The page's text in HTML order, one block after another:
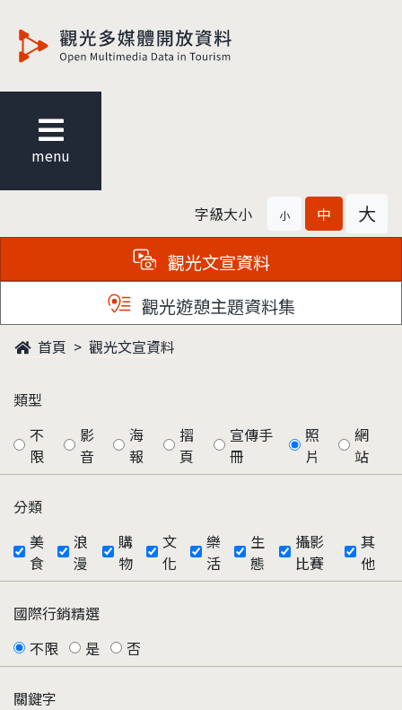
menu
字級大小 小 中 大
觀光文宣資料
觀光遊憩主題資料集
首頁 觀光文宣資料
類型
不
限
影
音
海
報
摺
頁
宣傳手
冊
照
片
網
站
分類
美
食
浪
漫
購
物
文
化
樂
活
生
態
攝影
比賽
其
他
國際行銷精選
不限
是 否
關鍵字